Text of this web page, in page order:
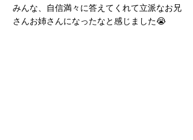
みんな、自信満々に答えてくれて立派なお兄
さんお姉さんになったなと感じました😭